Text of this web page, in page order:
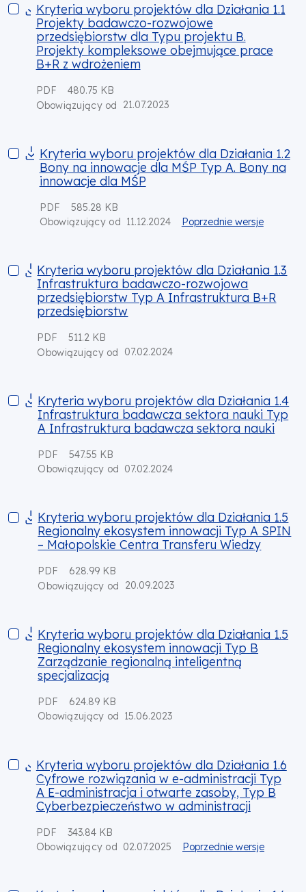
Kryteria wyboru projektów dla Działania 1.1 Projekty
Kryteria wyboru projektów dla Działania 1.1
Projekty badawczo-rozwojowe
przedsiębiorstw dla Typu projektu B.
Projekty kompleksowe obejmujące prace
B+R z wdrożeniem
PDF
480.75 KB
Obowiązujący od
21.07.2023
Kryteria wyboru projektów dla Działania 1.2 Bony na
Kryteria wyboru projektów dla Działania 1.2
Bony na innowacje dla MŚP Typ A. Bony na
innowacje dla MŚP
PDF
585.28 KB
Obowiązujący od 11.12.2024 Poprzednie wersje
Kryteria wyboru projektów dla Działania 1.3 Infrastruktura
Kryteria wyboru projektów dla Działania 1.3
Infrastruktura badawczo-rozwojowa
przedsiębiorstw Typ A Infrastruktura B+R
przedsiębiorstw
PDF
511.2 KB
Obowiązujący od
07.02.2024
Kryteria wyboru projektów dla Działania 1.4 Infrastruktura
Kryteria wyboru projektów dla Działania 1.4
Infrastruktura badawcza sektora nauki Typ
A Infrastruktura badawcza sektora nauki
PDF
547.55 KB
Obowiązujący od 07.02.2024
Kryteria wyboru projektów dla Działania 1.5 Regionalny
Kryteria wyboru projektów dla Działania 1.5
Regionalny ekosystem innowacji Typ A SPIN
– Małopolskie Centra Transferu Wiedzy
PDF
628.99 KB
Obowiązujący od
20.09.2023
Kryteria wyboru projektów dla Działania 1.5 Regionalny
Kryteria wyboru projektów dla Działania 1.5
Regionalny ekosystem innowacji Typ B
Zarządzanie regionalną inteligentną
specjalizacją
PDF
624.89 KB
Obowiązujący od
15.06.2023
Kryteria wyboru projektów dla Działania 1.6 Cyfrowe
Kryteria wyboru projektów dla Działania 1.6
Cyfrowe rozwiązania w e-administracji Typ
A E-administracja i otwarte zasoby, Typ B
Cyberbezpieczeństwo w administracji
PDF
343.84 KB
Obowiązujący od 02.07.2025 Poprzednie wersje